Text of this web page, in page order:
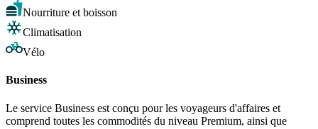
Nourriture et boisson
Climatisation
Vélo
Business
Le service Business est conçu pour les voyageurs d'affaires et
comprend toutes les commodités du niveau Premium, ainsi que